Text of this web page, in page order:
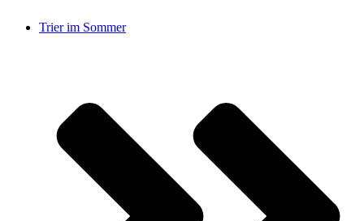
Trier im Sommer